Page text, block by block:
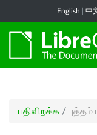
English 中
பதிவிறக்க / புத்தம்